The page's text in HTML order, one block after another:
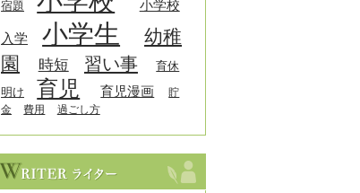
宿題 小学校
入学 小学生
幼稚
園
時短 習い事
育休
明け
育児 育児漫画
貯
金
費用 過ごし方